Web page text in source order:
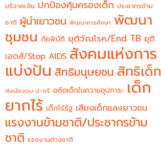
บริจาคเงิน ปกป้องคุ้มครองเด็ก ประชากรข้าม
ชาติ ผู้นำเยาวชน พัฒนาการศึกษา พัฒนา
ชุมชน ภัยพิบัติ ยุติวัณโรค/End TB ยุติ
เอดส์/Stop AIDS สังคมแห่งการ
แบ่งปัน สิทธิมนุษยชน สิทธิเด็ก
ส่งน้องจบ ป-ตรี อดีตเด็กในความอุปการะ เด็ก
ยากไร้ เด็กไร้รัฐ เสียงเด็กและเยาวชน
แรงงานข้ามชาติ/ประชากรข้าม
ชาติ แรงงานต่างชาติ